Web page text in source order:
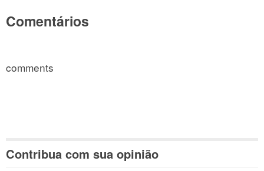
Comentários
comments
Contribua com sua opinião